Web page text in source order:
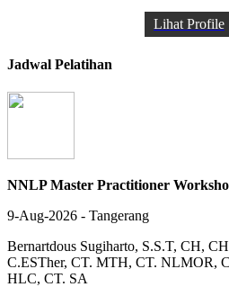
Lihat Profile
Jadwal Pelatihan
NNLP Master Practitioner
9-Aug-2026 - Tangerang
Bernartdous Sugiharto, S.S.T, CH,
C.ESTher, CT. MTH, CT. NLMOR,
HLC, CT. SA